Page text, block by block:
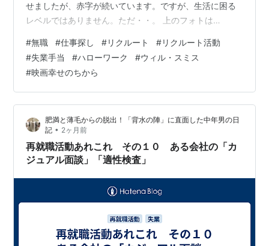
せましたが、赤字が続いています。ですが、生活に困る
レベルではありません。ただ・・。 上のフォトは
才までの仕事人生の中で数回、ハローワークの御世話に
なっています。なので「仕事がないということの苦し
さ、さびしさ、くやしさ、そして、焦り」というものを
私も味わった一人です。過去３度もハローワークに行っ
ていますが、行っていた当時は、結婚もしていました
し、家族を扶養するという重みも抱えていました…
#無職 #仕事探し #リクルート #リクルート活動
#失業手当 #ハローワーク #ウィル・スミス
#映画幸せのちから
肥満と薄毛からの脱出！「背水の陣」に直面した中年男の日
記 • 2ヶ月前
再就職活動あれこれ その１０ ある会社の「カ
ジュアル面談」「適性検査」